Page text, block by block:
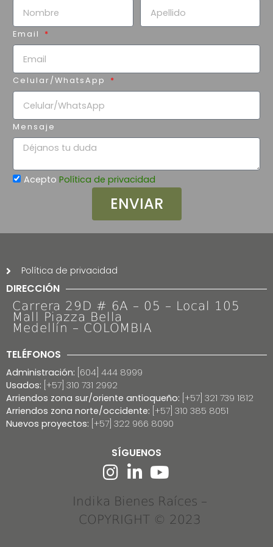
Email
Celular/WhatsApp
Mensaje
Acepto Política de privacidad
ENVIAR
Política de privacidad
DIRECCIÓN
Carrera 29D # 6A – 05 – Local 105
Mall Piazza Bella
Medellín – COLOMBIA
TELÉFONOS
Administración: [604] 444 8999
Usados: [+57] 310 731 2992
Arriendos zona sur/oriente antioqueño: [+57] 321 739 1812
Arriendos zona norte/occidente: [+57] 310 385 8051
Nuevos proyectos: [+57] 322 966 8090
SÍGUENOS
Indika Bienes Raíces –
COPYRIGHT © 2023